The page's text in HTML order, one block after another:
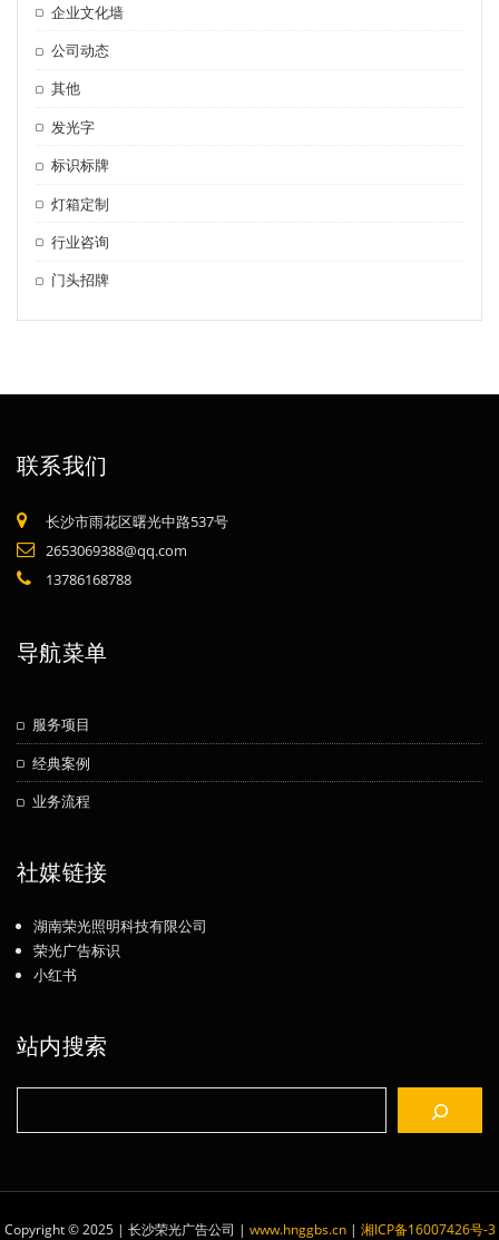
企业文化墙
公司动态
其他
发光字
标识标牌
灯箱定制
行业咨询
门头招牌
联系我们
长沙市雨花区曙光中路537号
2653069388@qq.com
13786168788
导航菜单
服务项目
经典案例
业务流程
社媒链接
湖南荣光照明科技有限公司
荣光广告标识
小红书
站内搜索
Copyright © 2025 | 长沙荣光广告公司 | www.hnggbs.cn| 湘ICP备16007426号-3